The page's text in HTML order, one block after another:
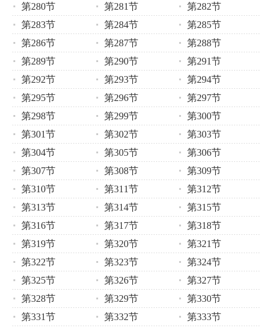
第280节
第281节
第282节
第283节
第284节
第285节
第286节
第287节
第288节
第289节
第290节
第291节
第292节
第293节
第294节
第295节
第296节
第297节
第298节
第299节
第300节
第301节
第302节
第303节
第304节
第305节
第306节
第307节
第308节
第309节
第310节
第311节
第312节
第313节
第314节
第315节
第316节
第317节
第318节
第319节
第320节
第321节
第322节
第323节
第324节
第325节
第326节
第327节
第328节
第329节
第330节
第331节
第332节
第333节